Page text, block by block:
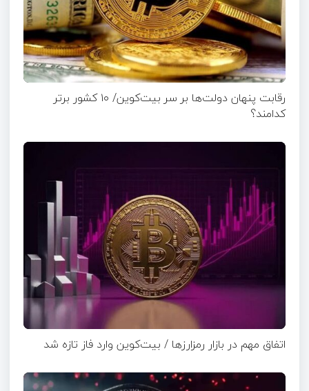
رقابت پنهان دولت‌ها بر سر بیت‌کوین/ ۱۰ کشور برتر
کدامند؟
اتفاق مهم در بازار رمزارزها / بیت‌کوین وارد فاز تازه شد